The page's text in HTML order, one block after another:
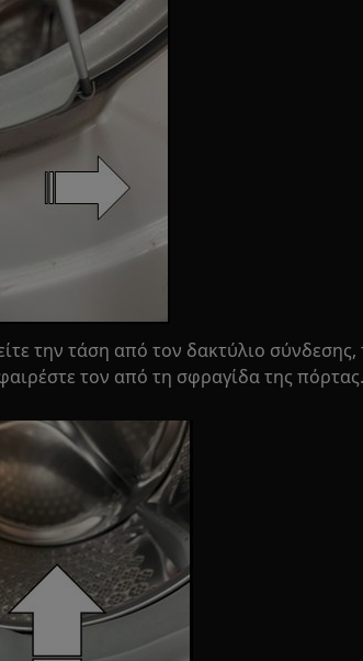
την τάση από τον δακτύλιο
τον από τη σφραγίδα της πόρτας.